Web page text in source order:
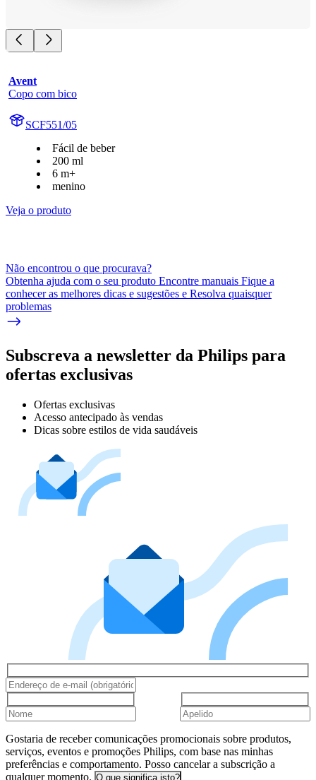
Avent
Copo com bico
SCF551/05
Fácil de beber
200 ml
6 m+
menino
Veja o produto
Não encontrou o que procurava?
Obtenha ajuda com o seu produto Encontre manuais Fique a
conhecer as melhores dicas e sugestões e Resolva quaisquer
problemas
Subscreva a newsletter da Philips para
ofertas exclusivas
Ofertas exclusivas
Acesso antecipado às vendas
Dicas sobre estilos de vida saudáveis
Gostaria de receber comunicações promocionais sobre produtos,
serviços, eventos e promoções Philips, com base nas minhas
preferências e comportamento. Posso cancelar a subscrição a
qualquer momento. O que significa isto?